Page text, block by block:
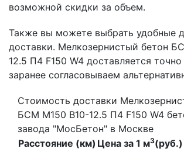
возможной скидки за объем.
Также вы можете выбрать удобные
доставки. Мелкозернистый бетон
12.5 П4 F150 W4 доставляется
заранее согласовываем
Стоимость доставки
БСМ М150 B10-12.5 П4 F150 W4
завода "МосБетон" в Москве
Расстояние (км) Цена за 1 м3(руб.)